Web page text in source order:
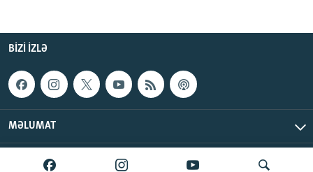
BIZI IZLƏ
MƏLUMAT
AzadlıqRadiosu © 2026 Inc. | Bütün hüquqlar qorunur